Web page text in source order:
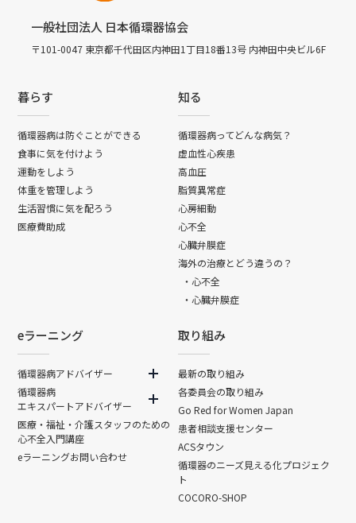
一般社団法人 日本循環器協会
〒101-0047 東京都千代田区内神田1丁目18番13号 内神田中央ビル6F
暮らす
循環器病は防ぐことができる
食事に気を付けよう
運動をしよう
体重を管理しよう
生活習慣に気を配ろう
医療費助成
知る
循環器病ってどんな病気？
虚血性心疾患
高血圧
脂質異常症
心房細動
心不全
心臓弁膜症
海外の治療とどう違うの？
・心不全
・心臓弁膜症
eラーニング
循環器病アドバイザー
循環器病
エキスパートアドバイザー
医療・福祉・介護スタッフのための
心不全入門講座
eラーニングお問い合わせ
取り組み
最新の取り組み
各委員会の取り組み
Go Red for Women Japan
患者相談支援センター
ACSタウン
循環器のニーズ見える化プロジェク
ト
COCORO-SHOP